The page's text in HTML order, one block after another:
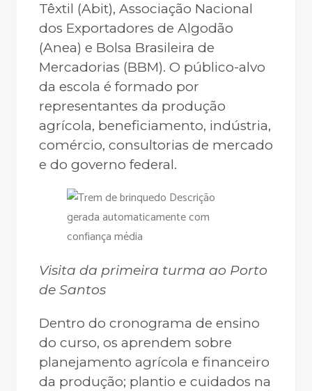
Têxtil (Abit), Associação Nacional
dos Exportadores de Algodão
(Anea) e Bolsa Brasileira de
Mercadorias (BBM). O público-alvo
da escola é formado por
representantes da produção
agrícola, beneficiamento, indústria,
comércio, consultorias de mercado
e do governo federal.
Visita da primeira turma ao Porto
de Santos
Dentro do cronograma de ensino
do curso, os aprendem sobre
planejamento agrícola e financeiro
da produção; plantio e cuidados na